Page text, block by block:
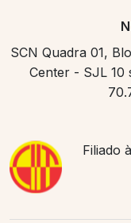
SCN Quadra 01,
Center - SJL 10
Filiado